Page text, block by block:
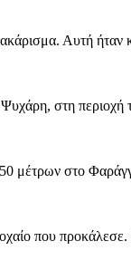
Αυτή ήταν
στη
50 μέτρων στο
που